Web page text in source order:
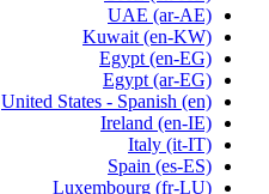
UAE (ar-AE)
Kuwait (en-KW)
Egypt (en-EG)
Egypt (ar-EG)
United States - Spanish (en)
Ireland (en-IE)
Italy (it-IT)
Spain (es-ES)
Luxembourg (fr-LU)